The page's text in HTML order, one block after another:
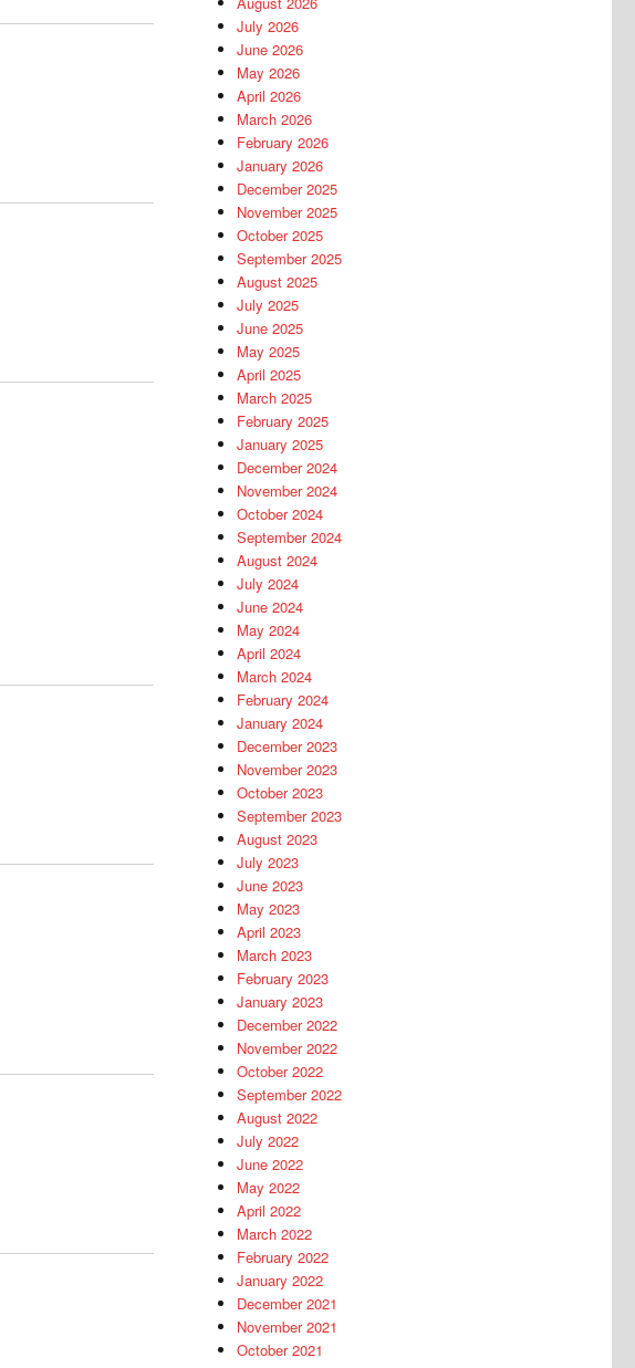
July 2026
June 2026
May 2026
April 2026
March 2026
February 2026
January 2026
December 2025
November 2025
October 2025
September 2025
August 2025
July 2025
June 2025
May 2025
April 2025
March 2025
February 2025
January 2025
December 2024
November 2024
October 2024
September 2024
August 2024
July 2024
June 2024
May 2024
April 2024
March 2024
February 2024
January 2024
December 2023
November 2023
October 2023
September 2023
August 2023
July 2023
June 2023
May 2023
April 2023
March 2023
February 2023
January 2023
December 2022
November 2022
October 2022
September 2022
August 2022
July 2022
June 2022
May 2022
April 2022
March 2022
February 2022
January 2022
December 2021
November 2021
October 2021